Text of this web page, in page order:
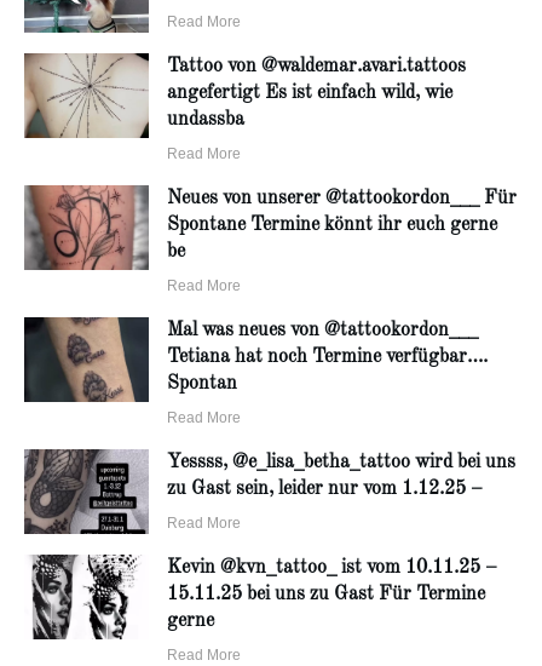
Read More
Tattoo von @waldemar.avari.tattoos
angefertigt Es ist einfach wild, wie
undassba
Read More
Neues von unserer @tattookordon___ Für
Spontane Termine könnt ihr euch gerne
be
Read More
Mal was neues von @tattookordon___
Tetiana hat noch Termine verfügbar….
Spontan
Read More
Yessss, @e_lisa_betha_tattoo wird bei uns
zu Gast sein, leider nur vom 1.12.25 –
Read More
Kevin @kvn_tattoo_ ist vom 10.11.25 –
15.11.25 bei uns zu Gast Für Termine
gerne
Read More